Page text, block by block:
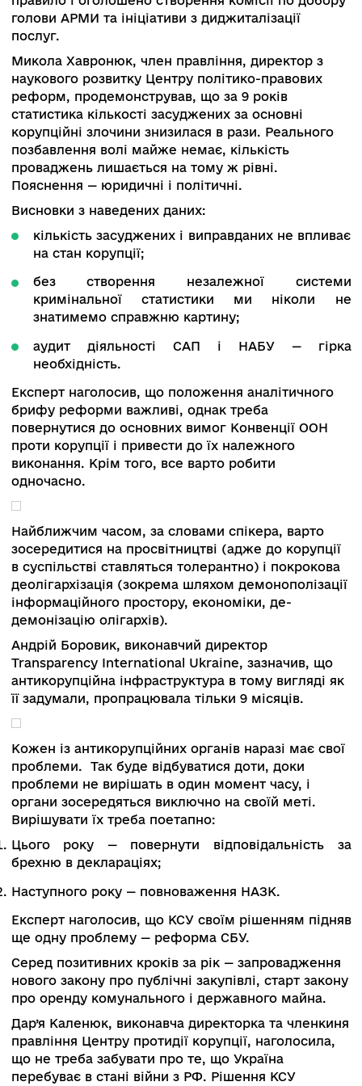
відновлення повноважень НАЗК щодо
звернень про корупцію;
затвердження Антикорупційної стратегії.
«Реалізація стратегії, за нашими
дала би до 200 мільярдів гривень економії
щорічно», — наголосив Олександр Новіков. Він
наголосив, що Реєстр декларацій — важливий
антикорупційний захід, тому що немає сенсу
набувати незаконне майно, якщо ним не
Натомість уповноважені із запобігання
місцях лишаються. Факт виявлення корупції
спеціалістів буде далі розслідуваний поліцією,
проте такий факт щодо, наприклад, мера
залишиться тільки констатованим без
Олє Егберг Міккельсен, посол Королівства
Україні, сказав, що боротьба з корупцією —
флагман, основний компонент програми
добросусідства в Україні.
На момент конференції в Данії у 2018 році
побачили важливі зміни в сфері боротьби з
корупцією. Ініціатива створення
суду дало сподівання, що Україна закриє коло
антикорупційної інфраструктури. Зараз
закордоном бачать, що антикорупційні
піддаються тиску і стикаються зі значними
труднощами, а приватні інтереси починають
відігравати важливу роль.
«В Україні зараз поворотний момент. Кроки,
зроблять її політичні інституції у наступні дні і
тижні, визначатимуть майбутнє реформи і
країни». Треба якомога швидше відновити
декларацій і повноваження НАЗК, забезпечити
правовий статус НАБУ до 16 грудня, обрати в
прозорий спосіб голову САП, захистити
функціонування ВАКС, забезпечити
цих структур і невтручання в їх роботу,
спікер.
Сергій Дехтяренко, заступник Державного
секретаря Кабінету Міністрів України,
Кабміну щодо антикорупційної експертизи, у
передбачена роль НАЗК як одного з органів,
Серед інших ініціатив року: проєкт закону